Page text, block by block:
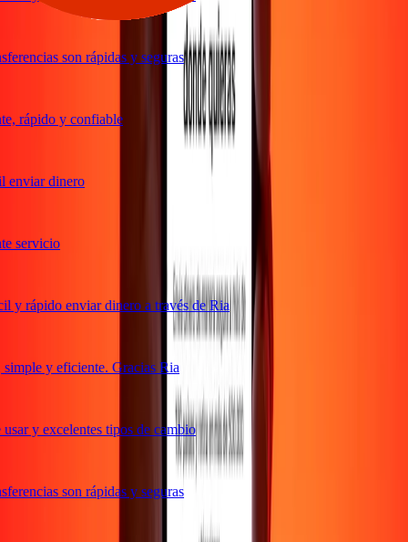
son rápidas y seguras
rápido y confiable
dinero
servicio
rápido enviar dinero a través de Ria
y eficiente. Gracias Ria
y excelentes tipos de cambio
son rápidas y seguras